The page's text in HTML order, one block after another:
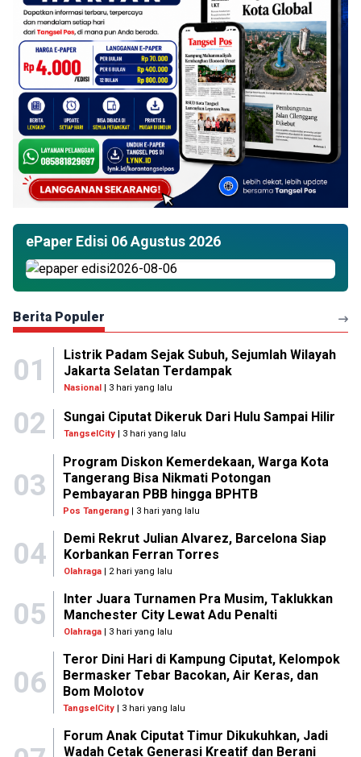
ePaper Edisi 06 Agustus 2026
Berita Populer
01
Listrik Padam Sejak Subuh, Sejumlah Wilayah
Jakarta Selatan Terdampak
Nasional| 3 hari yang lalu
02 Sungai Ciputat Dikeruk Dari Hulu Sampai Hilir
TangselCity | 3 hari yang lalu
03
Program Diskon Kemerdekaan, Warga Kota
Tangerang Bisa Nikmati Potongan
Pembayaran PBB hingga BPHTB
Pos Tangerang | 3 hari yang lalu
04
Demi Rekrut Julian Alvarez, Barcelona Siap
Korbankan Ferran Torres
Olahraga| 2 hari yang lalu
05
Inter Juara Turnamen Pra Musim, Taklukkan
Manchester City Lewat Adu Penalti
Olahraga| 3 hari yang lalu
06
Teror Dini Hari di Kampung Ciputat, Kelompok
Bermasker Tebar Bacokan, Air Keras, dan
Bom Molotov
TangselCity | 3 hari yang lalu
Forum Anak Ciputat Timur Dikukuhkan, Jadi
Wadah Cetak Generasi Kreatif dan Berani